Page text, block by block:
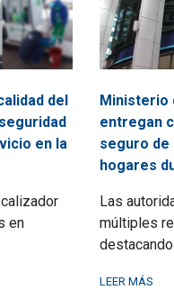
del
en la
en
Ministerio
entregan
seguro
hogares
Las
múltiples
LEER MÁS